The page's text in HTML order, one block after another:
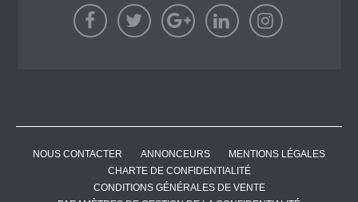
NOUS CONTACTER ANNONCEURS
MENTIONS LÉGALES
CHARTE DE CONFIDENTIALITÉ
CONDITIONS GÉNÉRALES DE VENTE